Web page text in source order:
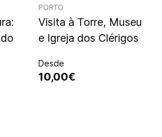
PORTO
Visita à Torre, Museu
e Igreja dos Clérigos
Desde
10,00€